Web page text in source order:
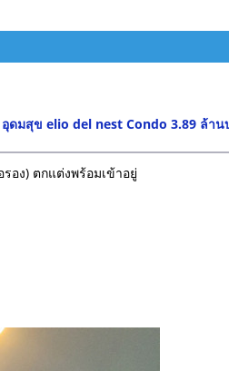
ดมสุข elio del nest Condo 3.89 ล้าน
อง) ตกแต่งพร้อมเข้าอยู่